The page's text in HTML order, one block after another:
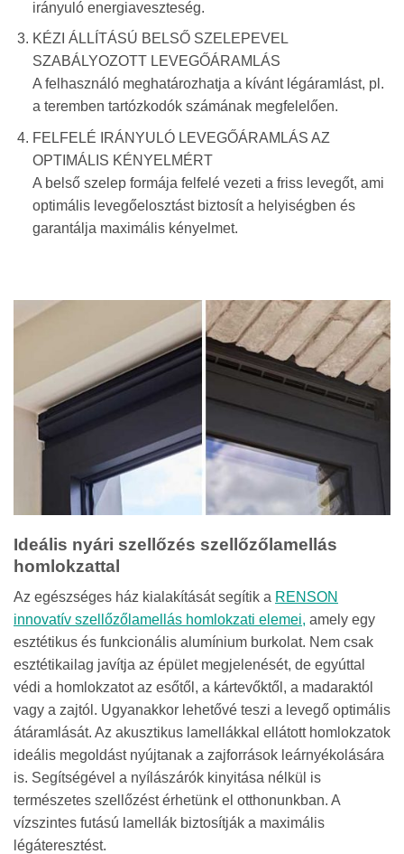
irányuló energiaveszteség.
KÉZI ÁLLÍTÁSÚ BELSŐ SZELEPEVEL
SZABÁLYOZOTT LEVEGŐÁRAMLÁS
A felhasználó meghatározhatja a kívánt légáramlást, pl.
a teremben tartózkodók számának megfelelően.
FELFELÉ IRÁNYULÓ LEVEGŐÁRAMLÁS AZ
OPTIMÁLIS KÉNYELMÉRT
A belső szelep formája felfelé vezeti a friss levegőt, ami
optimális levegőelosztást biztosít a helyiségben és
garantálja maximális kényelmet.
Ideális nyári szellőzés szellőzőlamellás
homlokzattal
Az egészséges ház kialakítását segítik a RENSON
innovatív szellőzőlamellás homlokzati elemei, amely egy
esztétikus és funkcionális alumínium burkolat. Nem csak
esztétikailag javítja az épület megjelenését, de egyúttal
védi a homlokzatot az esőtől, a kártevőktől, a madaraktól
vagy a zajtól. Ugyanakkor lehetővé teszi a levegő optimális
átáramlását. Az akusztikus lamellákkal ellátott homlokzatok
ideális megoldást nyújtanak a zajforrások leárnyékolására
is. Segítségével a nyílászárók kinyitása nélkül is
természetes szellőzést érhetünk el otthonunkban. A
vízszintes futású lamellák biztosítják a maximális
légáteresztést.